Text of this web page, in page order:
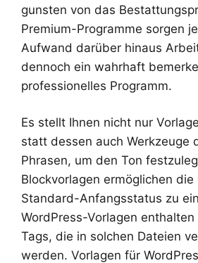
gunsten von das
Premium-Programme sorgen
Aufwand darüber hinaus
dennoch ein wahrhaft
professionelles Programm.
Es stellt Ihnen nicht nur
statt dessen auch Werkzeuge
Phrasen, um den Ton
Blockvorlagen ermöglichen die
Standard-Anfangsstatus zu
WordPress-Vorlagen
Tags, die in solchen Dateien
werden. Vorlagen für